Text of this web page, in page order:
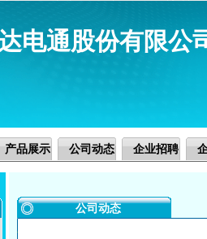
电通股份有限公
产品展示 公司动态 企业招聘
公司动态